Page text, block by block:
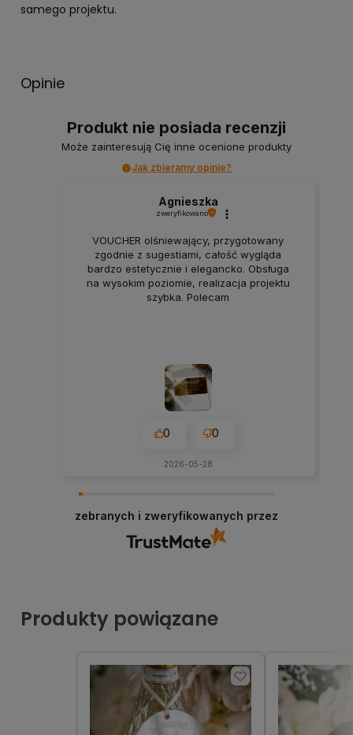
samego projektu.
Opinie
Produkt nie posiada recenzji
Może zainteresują Cię inne ocenione produkty
Jak zbieramy opinie?
Agnieszka
zweryfikowano
VOUCHER olśniewający, przygotowany
zgodnie z sugestiami, całość wygląda
bardzo estetycznie i elegancko. Obsługa
na wysokim poziomie, realizacja projektu
szybka. Polecam
0 0
2026-05-28
zebranych i zweryfikowanych przez
Produkty powiązane